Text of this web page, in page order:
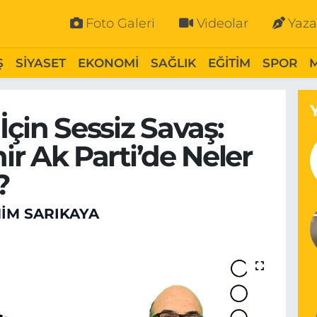
Foto Galeri Videolar
SİYASET EKONOMİ SAĞLIK EĞİTİM SPOR
Sessiz Savaş:
Ak Parti’de Neler
SARIKAYA